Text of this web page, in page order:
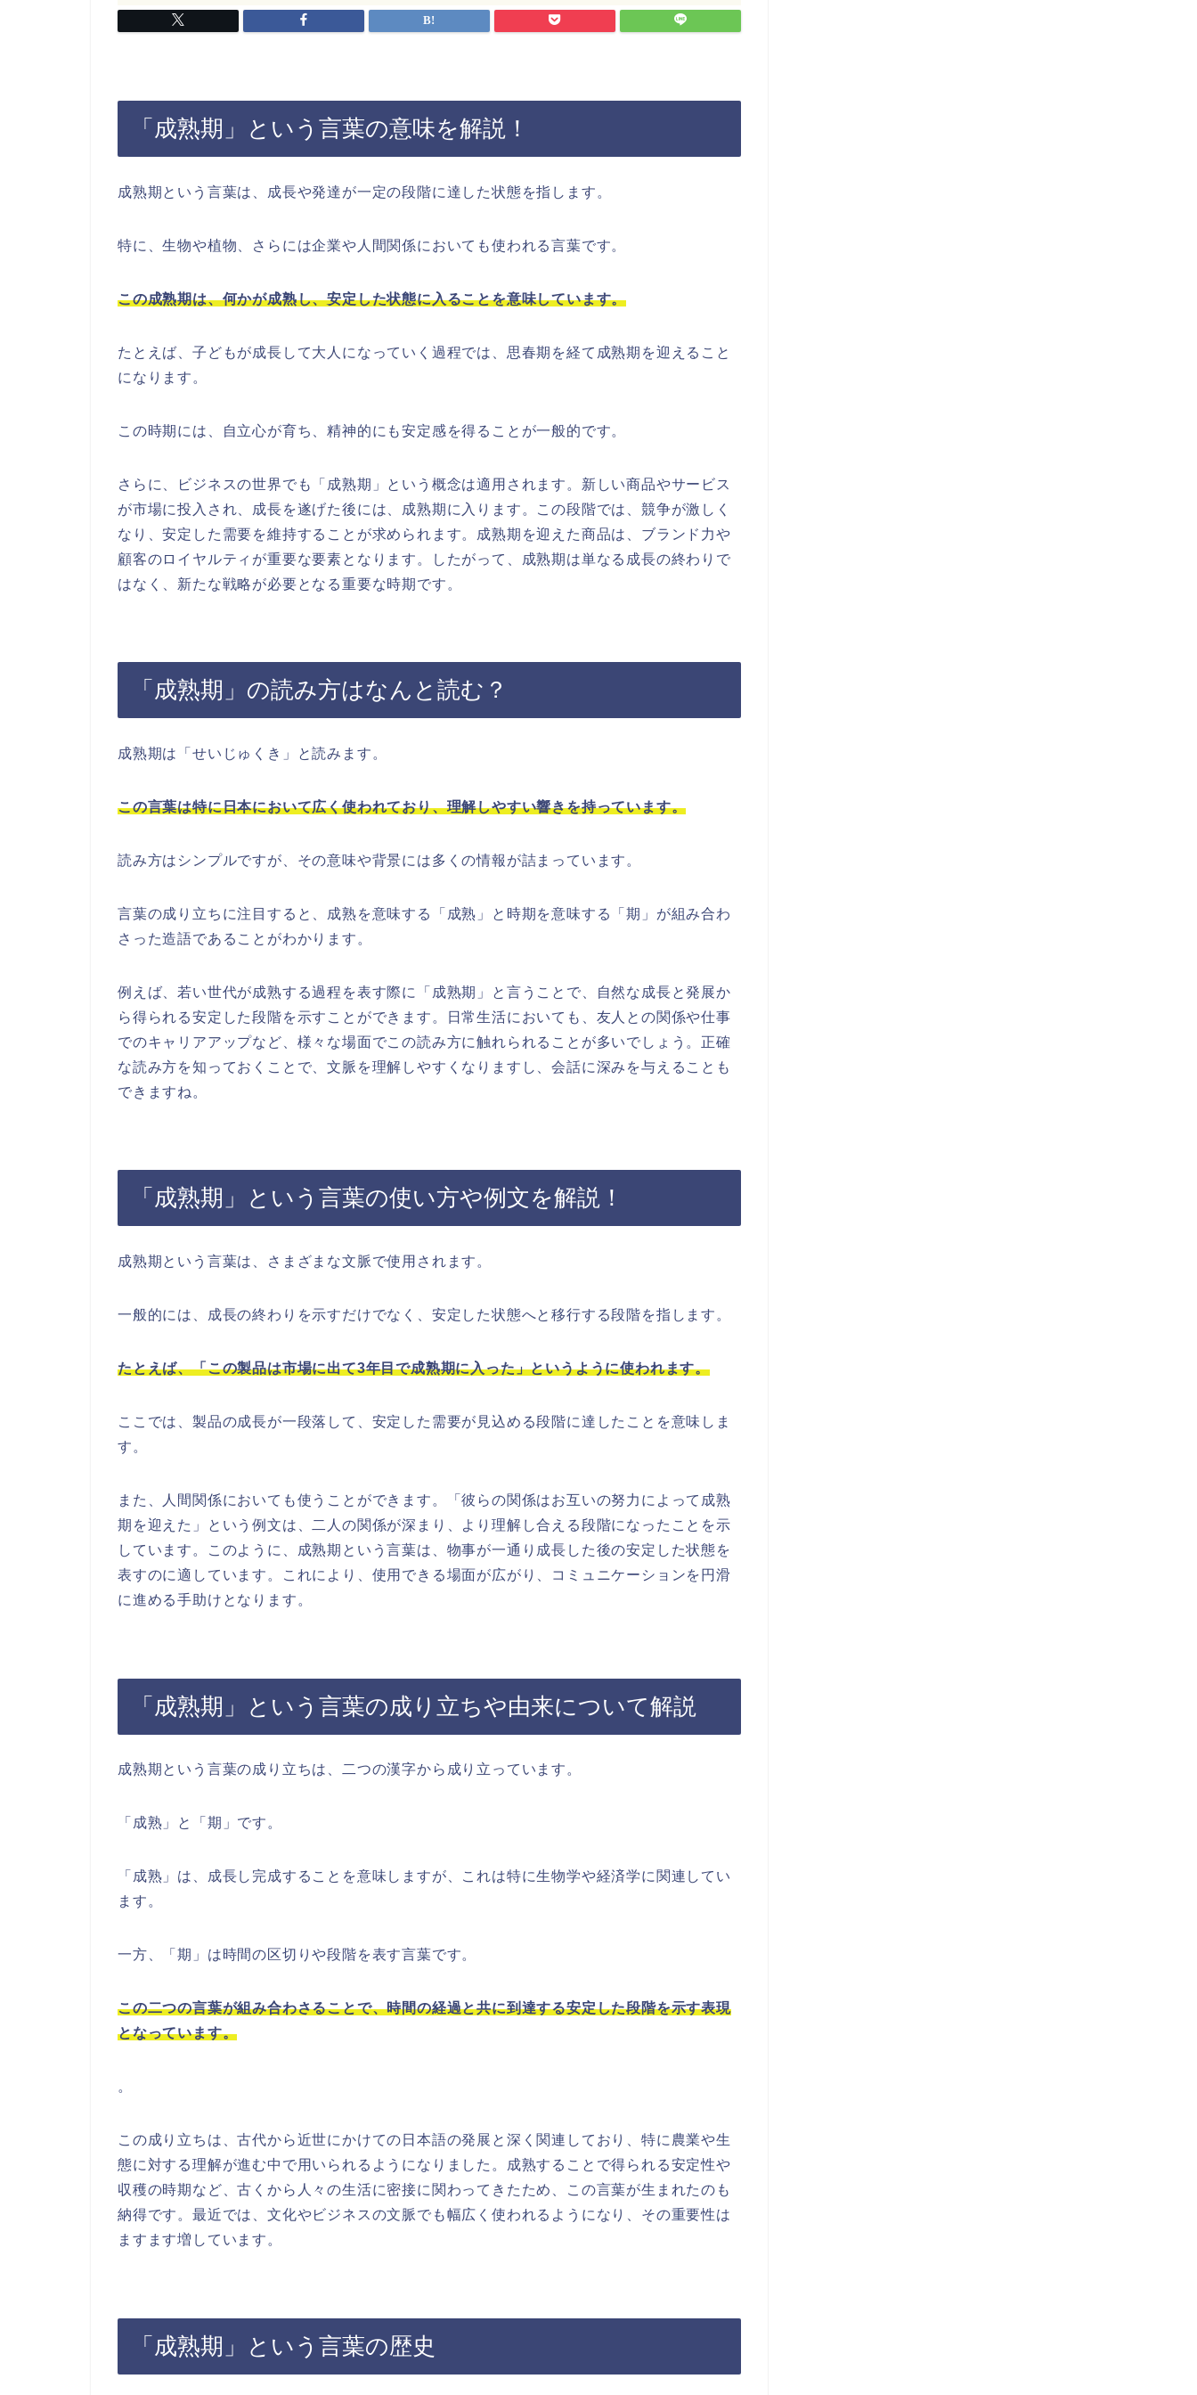
「成熟期」という言葉の意味を解説！
成熟期という言葉は、成長や発達が一定の段階に達した状態を指します。
特に、生物や植物、さらには企業や人間関係においても使われる言葉です。
この成熟期は、何かが成熟し、安定した状態に入ることを意味しています。
たとえば、子どもが成長して大人になっていく過程では、思春期を経て成熟期を迎えること
になります。
この時期には、自立心が育ち、精神的にも安定感を得ることが一般的です。
さらに、ビジネスの世界でも「成熟期」という概念は適用されます。新しい商品やサービス
が市場に投入され、成長を遂げた後には、成熟期に入ります。この段階では、競争が激しく
なり、安定した需要を維持することが求められます。成熟期を迎えた商品は、ブランド力や
顧客のロイヤルティが重要な要素となります。したがって、成熟期は単なる成長の終わりで
はなく、新たな戦略が必要となる重要な時期です。
「成熟期」の読み方はなんと読む？
成熟期は「せいじゅくき」と読みます。
この言葉は特に日本において広く使われており、理解しやすい響きを持っています。
読み方はシンプルですが、その意味や背景には多くの情報が詰まっています。
言葉の成り立ちに注目すると、成熟を意味する「成熟」と時期を意味する「期」が組み合わ
さった造語であることがわかります。
例えば、若い世代が成熟する過程を表す際に「成熟期」と言うことで、自然な成長と発展か
ら得られる安定した段階を示すことができます。日常生活においても、友人との関係や仕事
でのキャリアアップなど、様々な場面でこの読み方に触れられることが多いでしょう。正確
な読み方を知っておくことで、文脈を理解しやすくなりますし、会話に深みを与えることも
できますね。
「成熟期」という言葉の使い方や例文を解説！
成熟期という言葉は、さまざまな文脈で使用されます。
一般的には、成長の終わりを示すだけでなく、安定した状態へと移行する段階を指します。
たとえば、「この製品は市場に出て3年目で成熟期に入った」というように使われます。
ここでは、製品の成長が一段落して、安定した需要が見込める段階に達したことを意味しま
す。
また、人間関係においても使うことができます。「彼らの関係はお互いの努力によって成熟
期を迎えた」という例文は、二人の関係が深まり、より理解し合える段階になったことを示
しています。このように、成熟期という言葉は、物事が一通り成長した後の安定した状態を
表すのに適しています。これにより、使用できる場面が広がり、コミュニケーションを円滑
に進める手助けとなります。
「成熟期」という言葉の成り立ちや由来について解説
成熟期という言葉の成り立ちは、二つの漢字から成り立っています。
「成熟」と「期」です。
「成熟」は、成長し完成することを意味しますが、これは特に生物学や経済学に関連してい
ます。
一方、「期」は時間の区切りや段階を表す言葉です。
この二つの言葉が組み合わさることで、時間の経過と共に到達する安定した段階を示す表現
となっています。
。
この成り立ちは、古代から近世にかけての日本語の発展と深く関連しており、特に農業や生
態に対する理解が進む中で用いられるようになりました。成熟することで得られる安定性や
収穫の時期など、古くから人々の生活に密接に関わってきたため、この言葉が生まれたのも
納得です。最近では、文化やビジネスの文脈でも幅広く使われるようになり、その重要性は
ますます増しています。
「成熟期」という言葉の歴史